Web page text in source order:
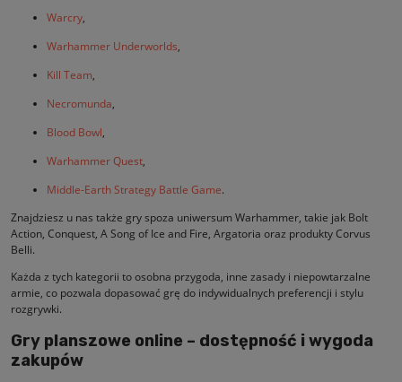
Warcry,
Warhammer Underworlds,
Kill Team,
Necromunda,
Blood Bowl,
Warhammer Quest,
Middle-Earth Strategy Battle Game.
Znajdziesz u nas także gry spoza uniwersum Warhammer, takie jak Bolt
Action, Conquest, A Song of Ice and Fire, Argatoria oraz produkty Corvus
Belli.
Każda z tych kategorii to osobna przygoda, inne zasady i niepowtarzalne
armie, co pozwala dopasować grę do indywidualnych preferencji i stylu
rozgrywki.
Gry planszowe online – dostępność i wygoda
zakupów